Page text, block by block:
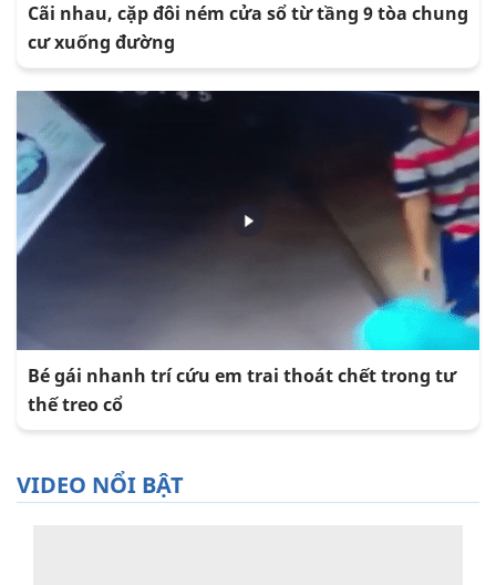
Cãi nhau, cặp đôi ném cửa sổ từ tầng 9 tòa chung
cư xuống đường
Bé gái nhanh trí cứu em trai thoát chết trong tư
thế treo cổ
VIDEO NỔI BẬT